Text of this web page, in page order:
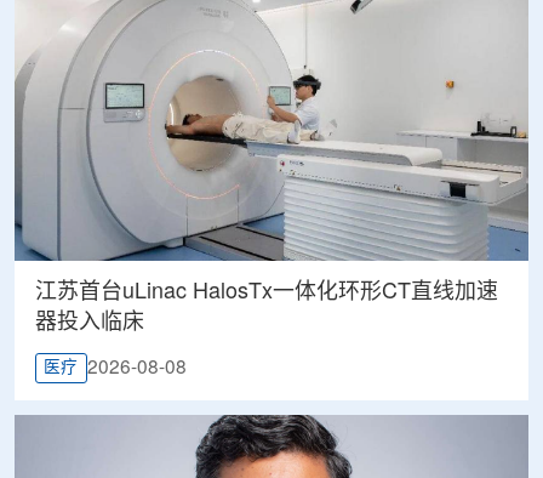
江苏首台uLinac HalosTx一体化环形CT直线加速
器投入临床
医疗 2026-08-08